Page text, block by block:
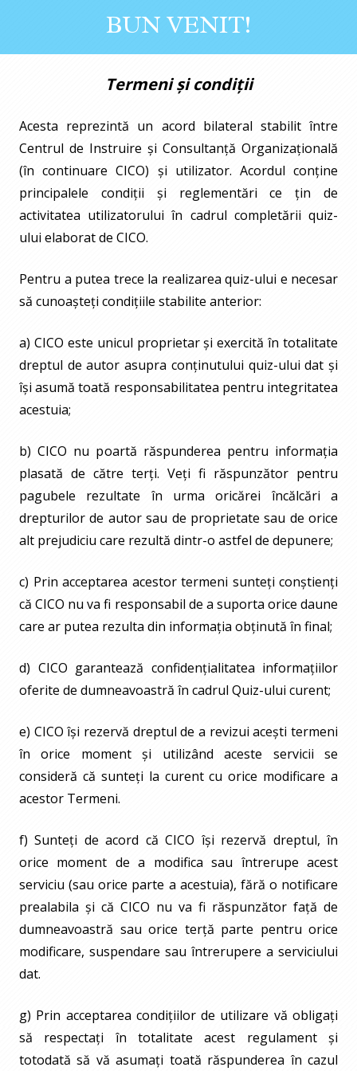
BUN VENIT!
Termeni și condiții
Acesta reprezintă un acord bilateral stabilit între
Centrul de Instruire și Consultanță Organizațională
(în continuare CICO) și utilizator. Acordul conține
principalele condiții și reglementări ce țin de
activitatea utilizatorului în cadrul completării quiz-
ului elaborat de CICO.
Pentru a putea trece la realizarea quiz-ului e necesar
să cunoașteți condițiile stabilite anterior:
a) CICO este unicul proprietar și exercită în totalitate
dreptul de autor asupra conținutului quiz-ului dat și
își asumă toată responsabilitatea pentru integritatea
acestuia;
b) CICO nu poartă răspunderea pentru informația
plasată de către terți. Veți fi răspunzător pentru
pagubele rezultate în urma oricărei încălcări a
drepturilor de autor sau de proprietate sau de orice
alt prejudiciu care rezultă dintr-o astfel de depunere;
c) Prin acceptarea acestor termeni sunteți conștienți
că CICO nu va fi responsabil de a suporta orice daune
care ar putea rezulta din informația obținută în final;
d) CICO garantează confidențialitatea informațiilor
oferite de dumneavoastră în cadrul Quiz-ului curent;
e) CICO își rezervă dreptul de a revizui acești termeni
în orice moment și utilizând aceste servicii se
consideră că sunteți la curent cu orice modificare a
acestor Termeni.
f) Sunteți de acord că CICO își rezervă dreptul, în
orice moment de a modifica sau întrerupe acest
serviciu (sau orice parte a acestuia), fără o notificare
prealabila și că CICO nu va fi răspunzător față de
dumneavoastră sau orice terță parte pentru orice
modificare, suspendare sau întrerupere a serviciului
dat.
g) Prin acceptarea condițiilor de utilizare vă obligați
să respectați în totalitate acest regulament și
totodată să vă asumați toată răspunderea în cazul